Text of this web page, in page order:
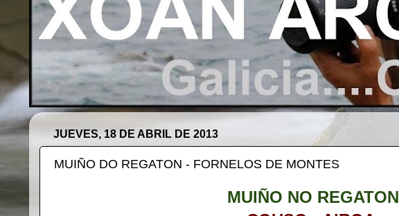
JUEVES, 18 DE ABRIL DE 2013
MUIÑO DO REGATON - FORNELOS DE MONTES
MUIÑO NO REGATON